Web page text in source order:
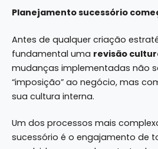
Planejamento sucessório
Antes de qualquer criação
fundamental uma revisão
mudanças implementadas não
“imposição” ao negócio, mas
sua cultura interna.
Um dos processos mais
sucessório é o engajamento de